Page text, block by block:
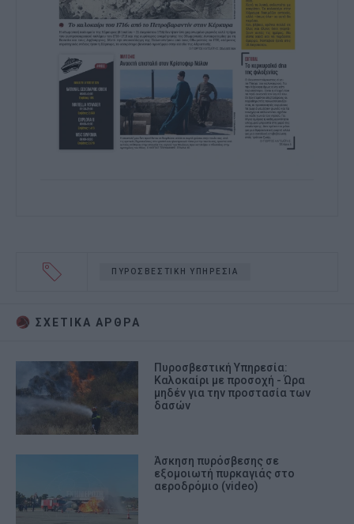
ΠΥΡΟΣΒΕΣΤΙΚΗ ΥΠΗΡΕΣΙΑ
ΣΧΕΤΙΚA AΡΘΡΑ
Πυροσβεστική Υπηρεσία:
Καλοκαίρι με προσοχή - Ώρα
μηδέν για την προστασία των
δασών
Άσκηση πυρόσβεσης σε
εξομοιωτή πυρκαγιάς στο
αεροδρόμιο (video)